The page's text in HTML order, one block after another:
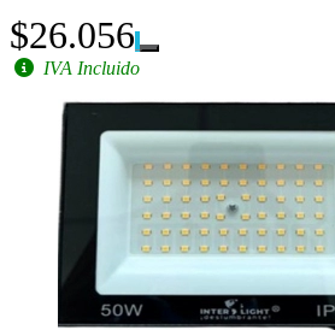
$26.056
IVA Incluido